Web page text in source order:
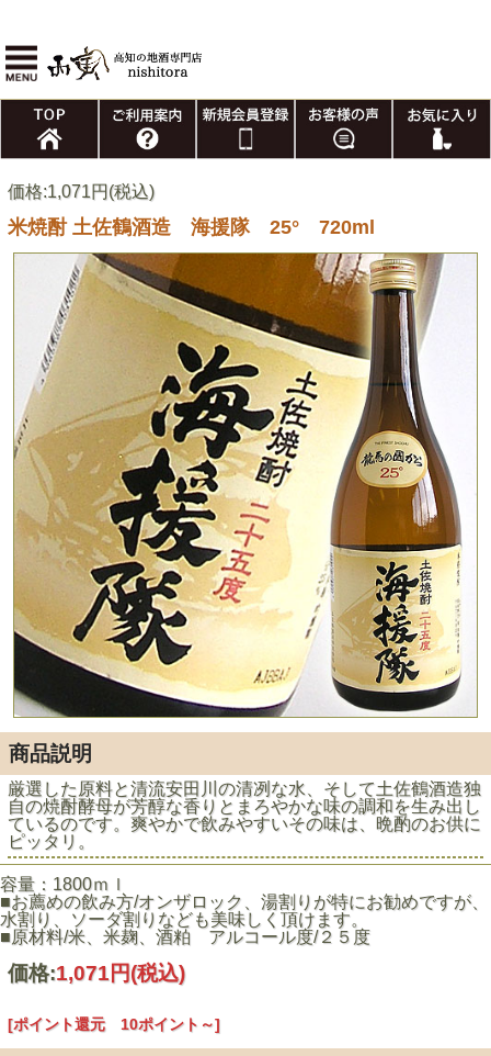
価格:1,071円(税込)
米焼酎 土佐鶴酒造 海援隊 25° 720ml
商品説明
厳選した原料と清流安田川の清冽な水、そして土佐鶴酒造独
自の焼酎酵母が芳醇な香りとまろやかな味の調和を生み出し
ているのです。爽やかで飲みやすいその味は、晩酌のお供に
ピッタリ。
容量：1800ｍｌ
■お薦めの飲み方/オンザロック、湯割りが特にお勧めですが、
水割り、ソーダ割りなども美味しく頂けます。
■原材料/米、米麹、酒粕 アルコール度/２５度
価格:1,071円(税込)
[ポイント還元 10ポイント～]